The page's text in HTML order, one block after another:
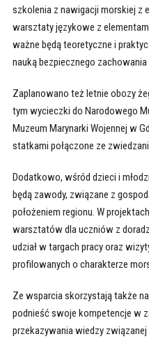
szkolenia z nawigacji morskiej z
warsztaty językowe z
ważne będą teoretyczne i
nauką bezpiecznego
Zaplanowano też letnie obozy
tym wycieczki do Narodowego
Muzeum Marynarki Wojennej w
statkami połączone ze
Dodatkowo, wśród dzieci i
będą zawody, związane z
położeniem regionu. W
warsztatów dla uczniów z
udział w targach pracy oraz
profilowanych o charakterze
Ze wsparcia skorzystają także
podnieść swoje kompetencje w
przekazywania wiedzy